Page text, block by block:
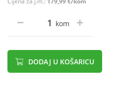
kom
DODAJ U KOŠARICU